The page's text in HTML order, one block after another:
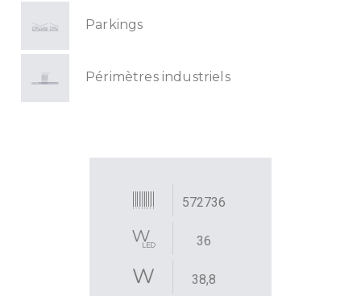
Parkings
Périmètres industriels
572736
36
38,8